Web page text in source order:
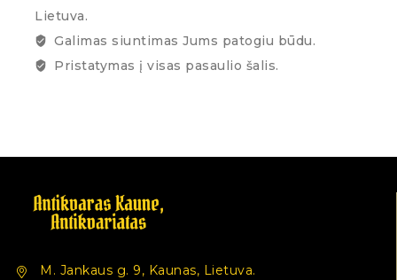
Lietuva.
Galimas siuntimas Jums patogiu būdu.
Pristatymas į visas pasaulio šalis.
M. Jankaus g. 9, Kaunas, Lietuva.